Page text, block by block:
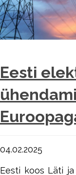
Eesti
04.02.2025
Eesti koos Läti